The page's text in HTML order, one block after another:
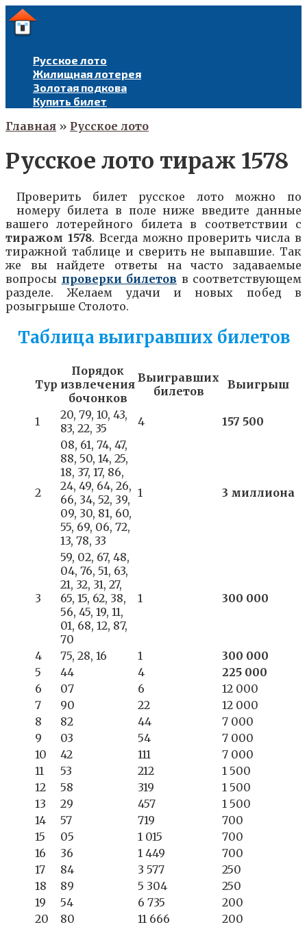
Перейти
к
контенту
Русское лото
Жилищная лотерея
Золотая подкова
Купить билет
Главная » Русское лото
Русское лото тираж 1578
Проверить билет русское лото можно по
номеру билета в поле ниже введите данные
вашего лотерейного билета в соответствии с
тиражом 1578. Всегда можно проверить числа в
тиражной таблице и сверить не выпавшие. Так
же вы найдете ответы на часто задаваемые
вопросы проверки билетов в соответствующем
разделе. Желаем удачи и новых побед в
розыгрыше Столото.
Таблица выигравших билетов
Тур
Порядок
извлечения
бочонков
Выигравших
билетов
Выигрыш
1
20, 79, 10, 43,
83, 22, 35
4 157 500
2
08, 61, 74, 47,
88, 50, 14, 25,
18, 37, 17, 86,
24, 49, 64, 26,
66, 34, 52, 39,
09, 30, 81, 60,
55, 69, 06, 72,
13, 78, 33
1 3 миллиона
3
59, 02, 67, 48,
04, 76, 51, 63,
21, 32, 31, 27,
65, 15, 62, 38,
56, 45, 19, 11,
01, 68, 12, 87,
70
1 300 000
4 75, 28, 16 1
300 000
5
44 4
225 000
6
07 6
12 000
7
90 22
12 000
8
82 44
7 000
9
03 54
7 000
10
42 111
7 000
11
53 212
1 500
12
58 319
1 500
13
29 457
1 500
14
57 719
700
15
05 1 015
700
16
36 1 449
700
17
84 3 577
250
18
89 5 304
250
19
54 6 735
200
20
80 11 666
200